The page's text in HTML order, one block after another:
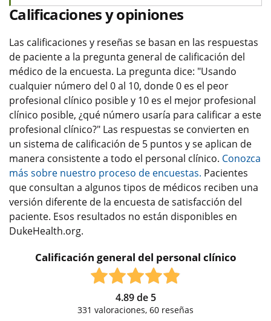
Calificaciones y opiniones
Las calificaciones y reseñas se basan en las respuestas
de paciente a la pregunta general de calificación del
médico de la encuesta. La pregunta dice: "Usando
cualquier número del 0 al 10, donde 0 es el peor
profesional clínico posible y 10 es el mejor profesional
clínico posible, ¿qué número usaría para calificar a este
profesional clínico?" Las respuestas se convierten en
un sistema de calificación de 5 puntos y se aplican de
manera consistente a todo el personal clínico. Conozca
más sobre nuestro proceso de encuestas. Pacientes
que consultan a algunos tipos de médicos reciben una
versión diferente de la encuesta de satisfacción del
paciente. Esos resultados no están disponibles en
DukeHealth.org.
Calificación general del personal clínico
4.89de 5
331 valoraciones, 60 reseñas